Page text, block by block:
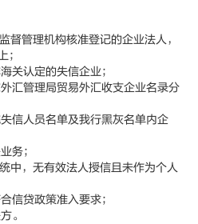
管理机构核准登记的企业法人，
；
认定的失信企业；
管理局贸易外汇收支企业名录分
人员名单及我行黑灰名单内企
务；
，无有效法人授信且未作为个人
贷政策准入要求；
。